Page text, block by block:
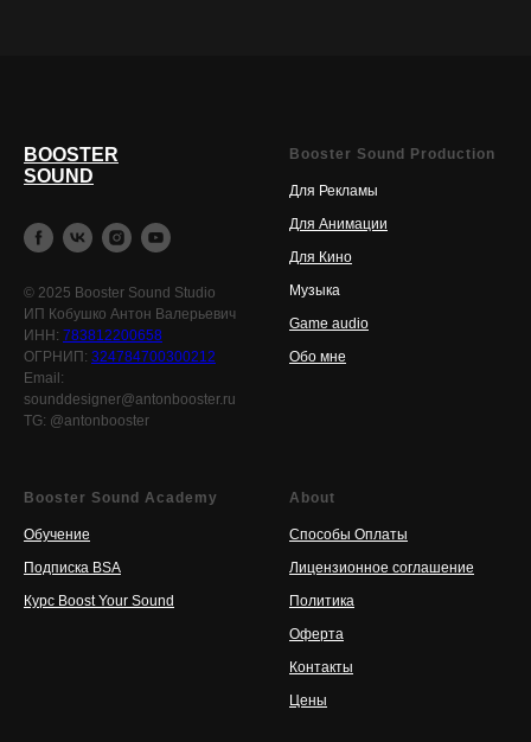
BOOSTER
SOUND
© 2025 Booster Sound Studio
ИП Кобушко Антон Валерьевич
ИНН: 783812200658
ОГРНИП: 324784700300212
Email:
sounddesigner@antonbooster.ru
TG: @antonbooster
Booster Sound Production
Для Рекламы
Для Анимации
Для Кино
Музыка
Game audio
Обо мне
Booster Sound Academy
Обучение
Подписка BSA
Курс Boost Your Sound
About
Способы Оплаты
Лицензионное соглашение
Политика
Оферта
Контакты
Цены